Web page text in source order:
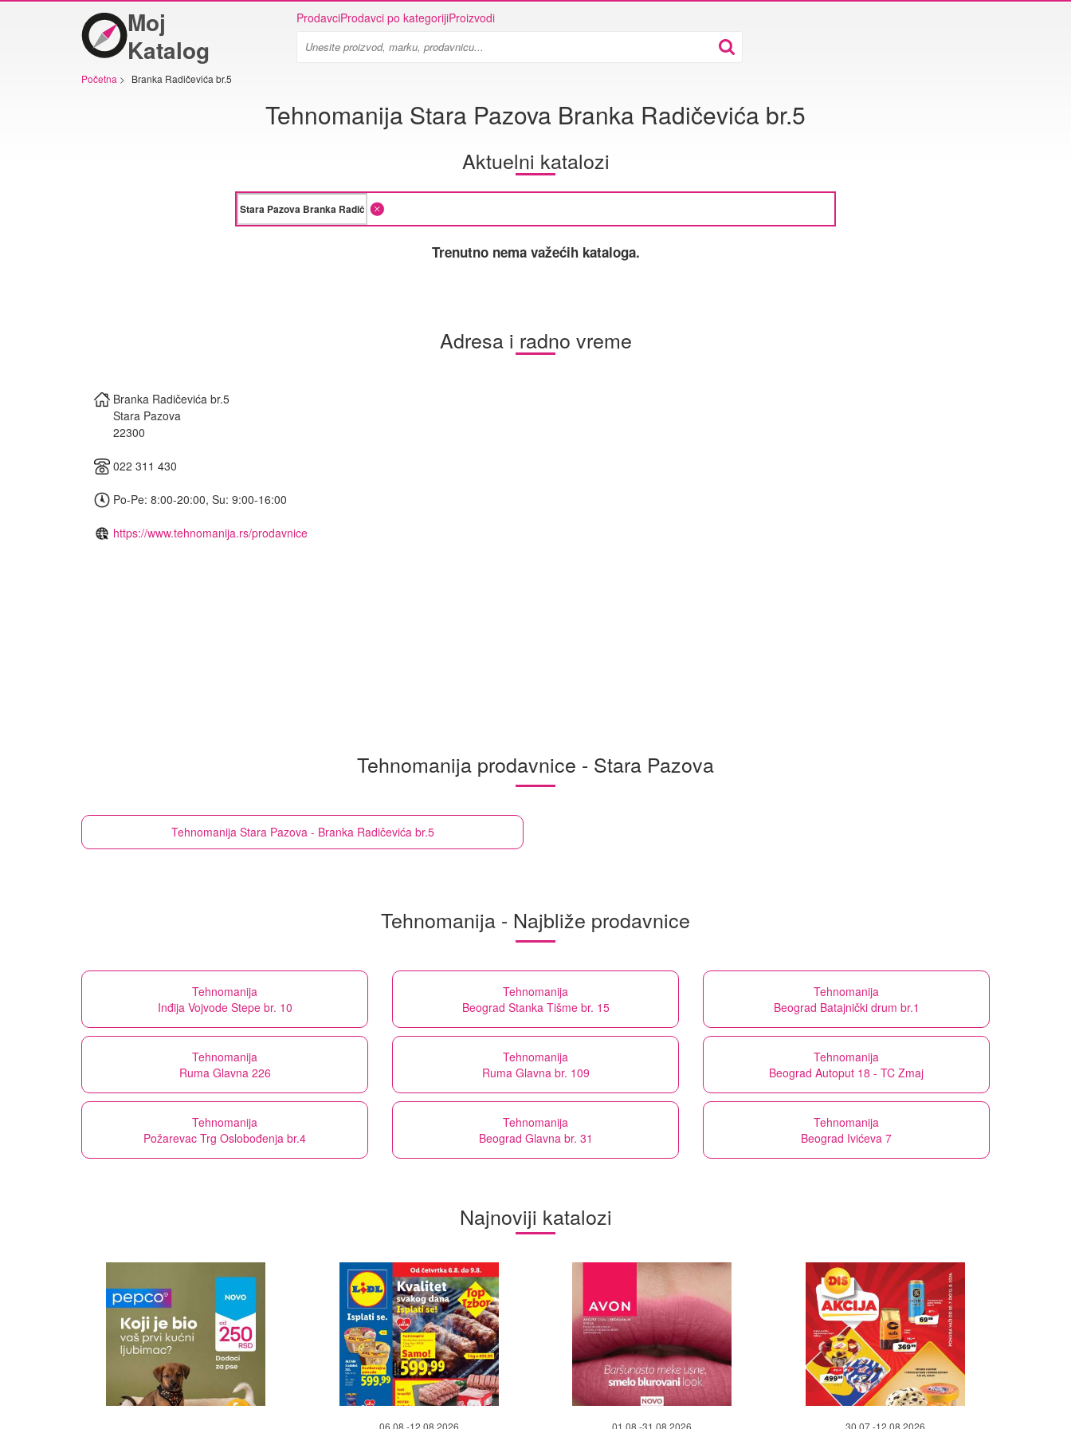
Moj
Katalog
ProdavciProdavci po kategorijiProizvodi
Početna > Branka Radičevića br.5
Tehnomanija Stara Pazova Branka Radičevića br.5
Aktuelni katalozi
Trenutno nema važećih kataloga.
Adresa i radno vreme
Branka Radičevića br.5
Stara Pazova
22300
022 311 430
Po-Pe: 8:00-20:00, Su: 9:00-16:00
https://www.tehnomanija.rs/prodavnice
Tehnomanija prodavnice - Stara Pazova
Tehnomanija Stara Pazova - Branka Radičevića br.5
Tehnomanija - Najbliže prodavnice
Tehnomanija
Inđija Vojvode Stepe br. 10
Tehnomanija
Beograd Stanka Tišme br. 15
Tehnomanija
Beograd Batajnički drum br.1
Tehnomanija
Ruma Glavna 226
Tehnomanija
Ruma Glavna br. 109
Tehnomanija
Beograd Autoput 18 - TC Zmaj
Tehnomanija
Požarevac Trg Oslobođenja br.4
Tehnomanija
Beograd Glavna br. 31
Tehnomanija
Beograd Ivićeva 7
Najnoviji katalozi
06.08.-12.08.2026 01.08.-31.08.2026 30.07.-12.08.2026